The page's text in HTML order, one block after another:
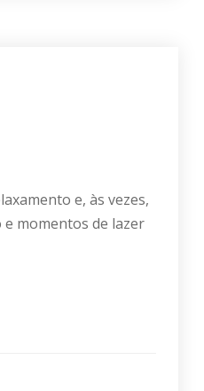
e, às vezes,
momentos de lazer